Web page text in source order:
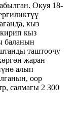
Окуя 18-
кыз
кыз
баланын
таштоочу
жаран
алып
оор
салмагы 2 300